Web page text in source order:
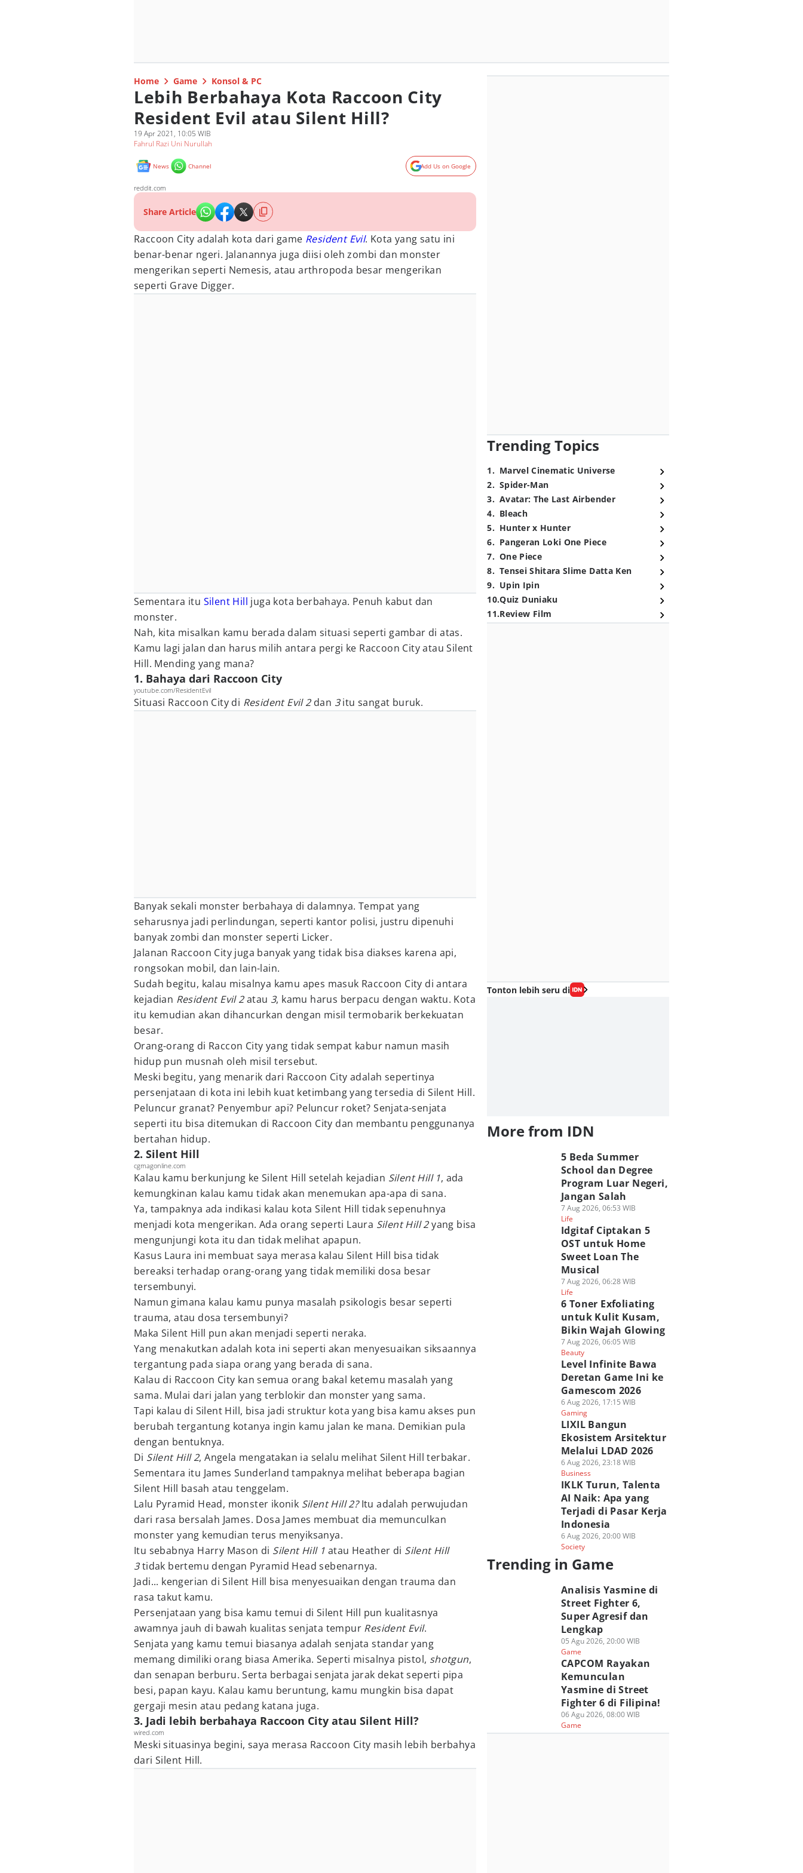
Home Game Konsol & PC
Lebih Berbahaya Kota Raccoon City
Resident Evil atau Silent Hill?
19 Apr 2021, 10:05 WIB
Fahrul Razi Uni Nurullah
News Channel Add Us on Google
reddit.com
Share Article
Raccoon City adalah kota dari game Resident Evil. Kota yang satu ini
benar-benar ngeri. Jalanannya juga diisi oleh zombi dan monster
mengerikan seperti Nemesis, atau arthropoda besar mengerikan
seperti Grave Digger.
Sementara itu Silent Hill juga kota berbahaya. Penuh kabut dan
monster.
Nah, kita misalkan kamu berada dalam situasi seperti gambar di atas.
Kamu lagi jalan dan harus milih antara pergi ke Raccoon City atau Silent
Hill. Mending yang mana?
1. Bahaya dari Raccoon City
youtube.com/ResidentEvil
Situasi Raccoon City di Resident Evil 2 dan 3itu sangat buruk.
Banyak sekali monster berbahaya di dalamnya. Tempat yang
seharusnya jadi perlindungan, seperti kantor polisi, justru dipenuhi
banyak zombi dan monster seperti Licker.
Jalanan Raccoon City juga banyak yang tidak bisa diakses karena api,
rongsokan mobil, dan lain-lain.
Sudah begitu, kalau misalnya kamu apes masuk Raccoon City di antara
kejadian Resident Evil 2atau 3, kamu harus berpacu dengan waktu. Kota
itu kemudian akan dihancurkan dengan misil termobarik berkekuatan
besar.
Orang-orang di Raccon City yang tidak sempat kabur namun masih
hidup pun musnah oleh misil tersebut.
Meski begitu, yang menarik dari Raccoon City adalah sepertinya
persenjataan di kota ini lebih kuat ketimbang yang tersedia di Silent Hill.
Peluncur granat? Penyembur api? Peluncur roket? Senjata-senjata
seperti itu bisa ditemukan di Raccoon City dan membantu penggunanya
bertahan hidup.
2. Silent Hill
cgmagonline.com
Kalau kamu berkunjung ke Silent Hill setelah kejadian Silent Hill 1, ada
kemungkinan kalau kamu tidak akan menemukan apa-apa di sana.
Ya, tampaknya ada indikasi kalau kota Silent Hill tidak sepenuhnya
menjadi kota mengerikan. Ada orang seperti Laura Silent Hill 2yang bisa
mengunjungi kota itu dan tidak melihat apapun.
Kasus Laura ini membuat saya merasa kalau Silent Hill bisa tidak
bereaksi terhadap orang-orang yang tidak memiliki dosa besar
tersembunyi.
Namun gimana kalau kamu punya masalah psikologis besar seperti
trauma, atau dosa tersembunyi?
Maka Silent Hill pun akan menjadi seperti neraka.
Yang menakutkan adalah kota ini seperti akan menyesuaikan siksaannya
tergantung pada siapa orang yang berada di sana.
Kalau di Raccoon City kan semua orang bakal ketemu masalah yang
sama. Mulai dari jalan yang terblokir dan monster yang sama.
Tapi kalau di Silent Hill, bisa jadi struktur kota yang bisa kamu akses pun
berubah tergantung kotanya ingin kamu jalan ke mana. Demikian pula
dengan bentuknya.
Di Silent Hill 2, Angela mengatakan ia selalu melihat Silent Hill terbakar.
Sementara itu James Sunderland tampaknya melihat beberapa bagian
Silent Hill basah atau tenggelam.
Lalu Pyramid Head, monster ikonik Silent Hill 2?Itu adalah perwujudan
dari rasa bersalah James. Dosa James membuat dia memunculkan
monster yang kemudian terus menyiksanya.
Itu sebabnya Harry Mason di Silent Hill 1 atau Heather di Silent Hill
3tidak bertemu dengan Pyramid Head sebenarnya.
Jadi... kengerian di Silent Hill bisa menyesuaikan dengan trauma dan
rasa takut kamu.
Persenjataan yang bisa kamu temui di Silent Hill pun kualitasnya
awamnya jauh di bawah kualitas senjata tempur Resident Evil.
Senjata yang kamu temui biasanya adalah senjata standar yang
memang dimiliki orang biasa Amerika. Seperti misalnya pistol, shotgun,
dan senapan berburu. Serta berbagai senjata jarak dekat seperti pipa
besi, papan kayu. Kalau kamu beruntung, kamu mungkin bisa dapat
gergaji mesin atau pedang katana juga.
3. Jadi lebih berbahaya Raccoon City atau Silent Hill?
wired.com
Meski situasinya begini, saya merasa Raccoon City masih lebih berbahya
dari Silent Hill.
Trending Topics
1. Marvel Cinematic Universe
2. Spider-Man
3. Avatar: The Last Airbender
4. Bleach
5. Hunter x Hunter
6. Pangeran Loki One Piece
7. One Piece
8. Tensei Shitara Slime Datta Ken
9. Upin Ipin
10.Quiz Duniaku
11.Review Film
Tonton lebih seru di
More from IDN
5 Beda Summer
School dan Degree
Program Luar Negeri,
Jangan Salah
7 Aug 2026, 06:53 WIB
Life
Idgitaf Ciptakan 5
OST untuk Home
Sweet Loan The
Musical
7 Aug 2026, 06:28 WIB
Life
6 Toner Exfoliating
untuk Kulit Kusam,
Bikin Wajah Glowing
7 Aug 2026, 06:05 WIB
Beauty
Level Infinite Bawa
Deretan Game Ini ke
Gamescom 2026
6 Aug 2026, 17:15 WIB
Gaming
LIXIL Bangun
Ekosistem Arsitektur
Melalui LDAD 2026
6 Aug 2026, 23:18 WIB
Business
IKLK Turun, Talenta
AI Naik: Apa yang
Terjadi di Pasar Kerja
Indonesia
6 Aug 2026, 20:00 WIB
Society
Trending in Game
Analisis Yasmine di
Street Fighter 6,
Super Agresif dan
Lengkap
05 Agu 2026, 20:00 WIB
Game
CAPCOM Rayakan
Kemunculan
Yasmine di Street
Fighter 6 di Filipina!
06 Agu 2026, 08:00 WIB
Game